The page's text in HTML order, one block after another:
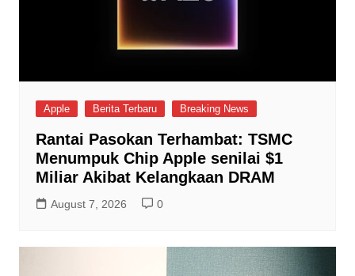
Apple Berita Terbaru Breaking News
Rantai Pasokan Terhambat: TSMC
Menumpuk Chip Apple senilai $1
Miliar Akibat Kelangkaan DRAM
August 7, 2026 0